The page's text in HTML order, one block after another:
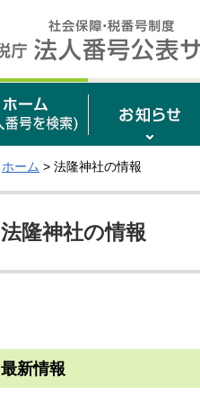
ホーム > 法隆神社の情報
法隆神社の情報
最新情報